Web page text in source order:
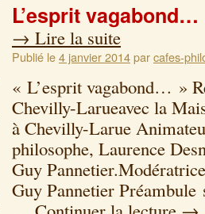
L’esprit vagabond…
→ Lire la suite
Publié le4 janvier 2014parcafes-
« L’esprit vagabond… »
Chevilly-Larueavec la
à Chevilly-Larue
philosophe, Laurence
Guy
Guy Pannetier